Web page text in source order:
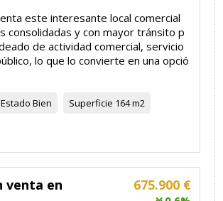
este interesante local comercial
consolidadas y con mayor tránsito p
de actividad comercial, servicio
lo que lo convierte en una opció
Estado Bien Superficie 164 m2
675.900 €
venta en